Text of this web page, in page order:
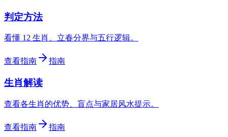
判定方法
看懂 12 生肖、立春分界与五行逻辑。
查看指南 指南
生肖解读
查看各生肖的优势、盲点与家居风水提示。
查看指南 指南